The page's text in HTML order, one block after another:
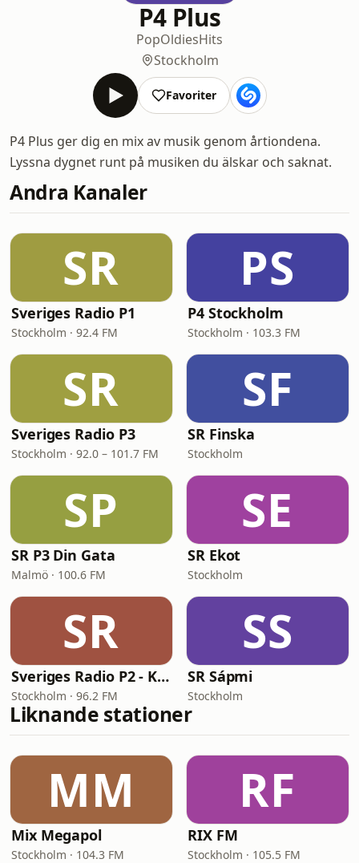
P4 Plus
PopOldiesHits
Stockholm
Favoriter
P4 Plus ger dig en mix av musik genom årtiondena.
Lyssna dygnet runt på musiken du älskar och saknat.
Andra Kanaler
SR
Sveriges Radio P1
Stockholm · 92.4 FM
PS
P4 Stockholm
Stockholm · 103.3 FM
SR
Sveriges Radio P3
Stockholm · 92.0 – 101.7 FM
SF
SR Finska
Stockholm
SP
SR P3 Din Gata
Malmö · 100.6 FM
SE
SR Ekot
Stockholm
SR
Sveriges Radio P2 - Klassiskt
Stockholm · 96.2 FM
SS
SR Sápmi
Stockholm
Liknande stationer
MM
Mix Megapol
Stockholm · 104.3 FM
RF
RIX FM
Stockholm · 105.5 FM